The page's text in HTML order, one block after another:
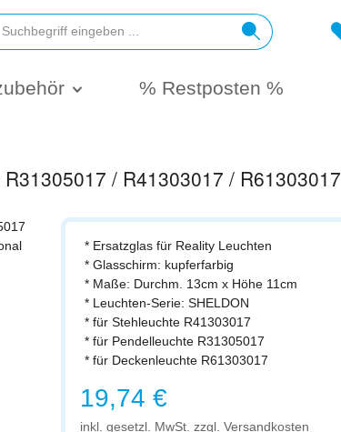
% Restposten %
/ R41303017 / R61303017
* Ersatzglas für Reality Leuchten
* Glasschirm: kupferfarbig
* Maße: Durchm. 13cm x Höhe 11cm
* Leuchten-Serie: SHELDON
* für Stehleuchte R41303017
* für Pendelleuchte R31305017
* für Deckenleuchte R61303017
Regulärer Preis:
19,74 €
inkl. gesetzl. MwSt. zzgl. Versandkosten